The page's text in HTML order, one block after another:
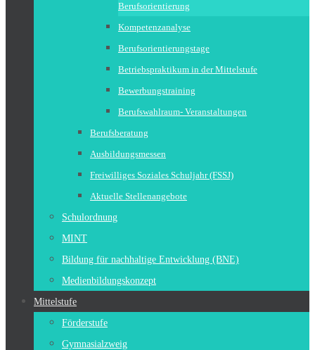
Berufsorientierung
Kompetenzanalyse
Berufsorientierungstage
Betriebspraktikum in der Mittelstufe
Bewerbungstraining
Berufswahlraum- Veranstaltungen
Berufsberatung
Ausbildungsmessen
Freiwilliges Soziales Schuljahr (FSSJ)
Aktuelle Stellenangebote
Schulordnung
MINT
Bildung für nachhaltige Entwicklung (BNE)
Medienbildungskonzept
Mittelstufe
Förderstufe
Gymnasialzweig